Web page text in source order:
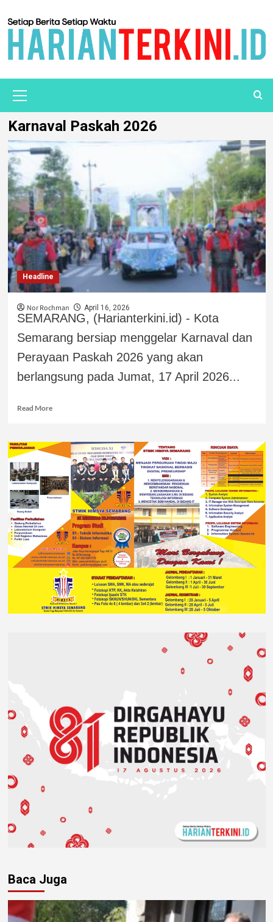
Karnaval Paskah 2026
Headline
Nor Rochman April 16, 2026
SEMARANG, (Harianterkini.id) - Kota
Semarang bersiap menggelar Karnaval dan
Perayaan Paskah 2026 yang akan
berlangsung pada Jumat, 17 April 2026...
Read More
Baca Juga